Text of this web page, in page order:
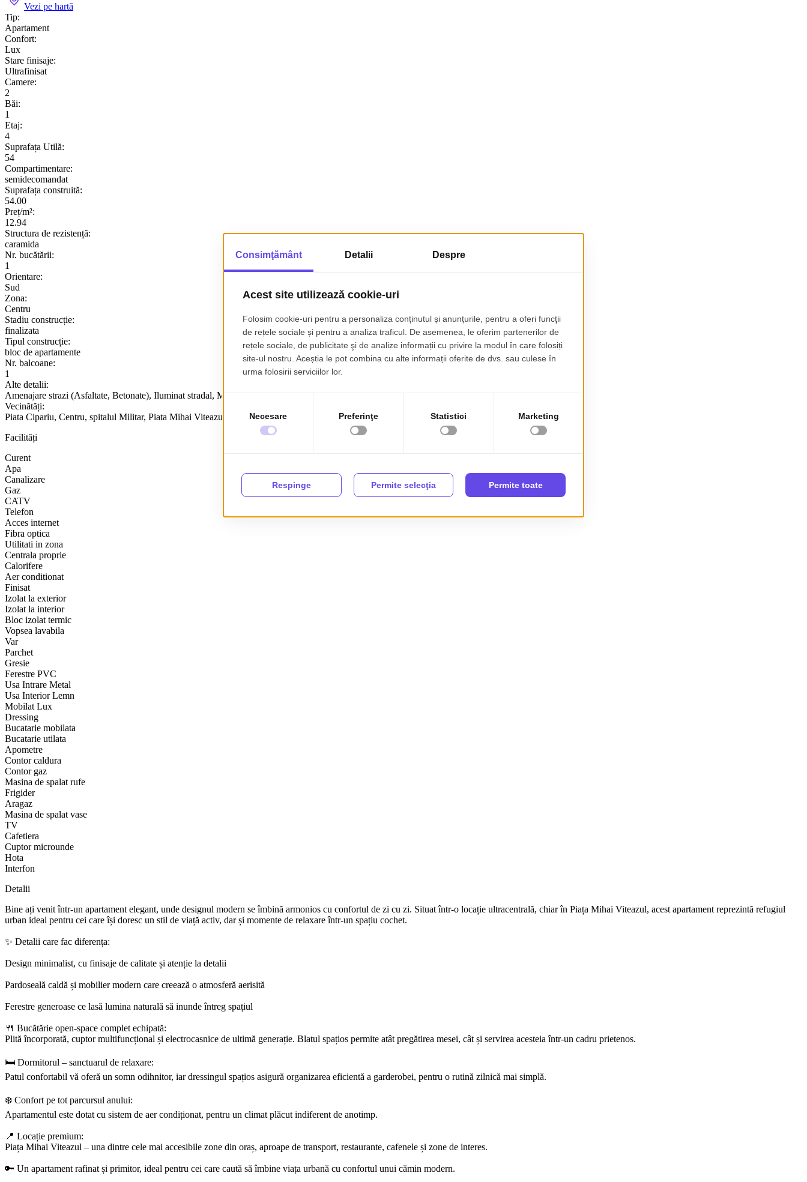
Vezi pe hartă
Tip:
Apartament
Confort:
Lux
Stare finisaje:
Ultrafinisat
Camere:
2
Băi:
1
Etaj:
4
Suprafața Utilă:
54
Compartimentare:
semidecomandat
Suprafața construită:
54.00
Preț/m²:
12.94
Structura de rezistență:
caramida
Nr. bucătării:
1
Orientare:
Sud
Zona:
Centru
Stadiu construcție:
finalizata
Tipul construcție:
bloc de apartamente
Nr. balcoane:
1
Alte detalii:
Amenajare strazi (Asfaltate, Betonate), Iluminat stradal, Mijloace de transport in comun
Vecinătăți:
Piata Cipariu, Centru, spitalul Militar, Piata Mihai Viteazu, NTT DATA
Facilități
Curent
Apa
Canalizare
Gaz
CATV
Telefon
Acces internet
Fibra optica
Utilitati in zona
Centrala proprie
Calorifere
Aer conditionat
Finisat
Izolat la exterior
Izolat la interior
Bloc izolat termic
Vopsea lavabila
Var
Parchet
Gresie
Ferestre PVC
Usa Intrare Metal
Usa Interior Lemn
Mobilat Lux
Dressing
Bucatarie mobilata
Bucatarie utilata
Apometre
Contor caldura
Contor gaz
Masina de spalat rufe
Frigider
Aragaz
Masina de spalat vase
TV
Cafetiera
Cuptor microunde
Hota
Interfon
Detalii
Bine ați venit într-un apartament elegant, unde designul modern se îmbină armonios cu confortul de zi cu zi. Situat într-o locație ultracentrală, chiar în Piața Mihai Viteazul, acest apartament reprezintă refugiul
urban ideal pentru cei care își doresc un stil de viață activ, dar și momente de relaxare într-un spațiu cochet.
✨ Detalii care fac diferența:
Design minimalist, cu finisaje de calitate și atenție la detalii
Pardoseală caldă și mobilier modern care creează o atmosferă aerisită
Ferestre generoase ce lasă lumina naturală să inunde întreg spațiul
🍴 Bucătărie open-space complet echipată:
Plită încorporată, cuptor multifuncțional și electrocasnice de ultimă generație. Blatul spațios permite atât pregătirea mesei, cât și servirea acesteia într-un cadru prietenos.
🛏 Dormitorul – sanctuarul de relaxare:
Patul confortabil vă oferă un somn odihnitor, iar dressingul spațios asigură organizarea eficientă a garderobei, pentru o rutină zilnică mai simplă.
❄️ Confort pe tot parcursul anului:
Apartamentul este dotat cu sistem de aer condiționat, pentru un climat plăcut indiferent de anotimp.
📍 Locație premium:
Piața Mihai Viteazul – una dintre cele mai accesibile zone din oraș, aproape de transport, restaurante, cafenele și zone de interes.
🔑 Un apartament rafinat și primitor, ideal pentru cei care caută să îmbine viața urbană cu confortul unui cămin modern.